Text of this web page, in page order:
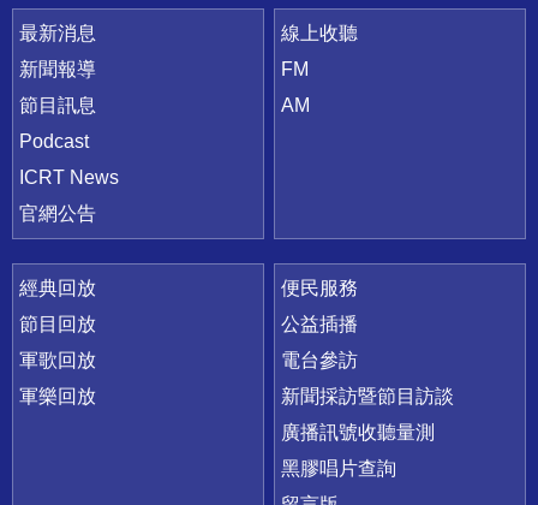
最新消息
新聞報導
節目訊息
Podcast
ICRT News
官網公告
線上收聽
FM
AM
經典回放
節目回放
軍歌回放
軍樂回放
便民服務
公益插播
電台參訪
新聞採訪暨節目訪談
廣播訊號收聽量測
黑膠唱片查詢